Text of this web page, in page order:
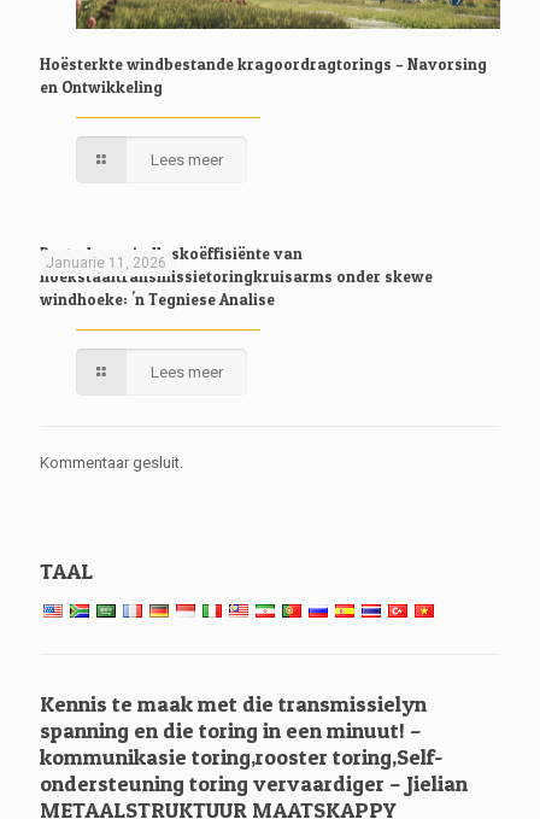
Hoësterkte windbestande kragoordragtorings – Navorsing
en Ontwikkeling
Lees meer
Januarie 11, 2026
Bestudeer windlaskoëffisiënte van
hoekstaaltransmissietoringkruisarms onder skewe
windhoeke: 'n Tegniese Analise
Lees meer
Kommentaar gesluit.
TAAL
Kennis te maak met die transmissielyn
spanning en die toring in een minuut! –
kommunikasie toring,rooster toring,Self-
ondersteuning toring vervaardiger – Jielian
METAALSTRUKTUUR MAATSKAPPY